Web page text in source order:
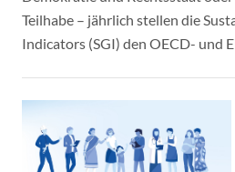
Teilhabe – jährlich stellen die
Indicators (SGI) den OECD- und